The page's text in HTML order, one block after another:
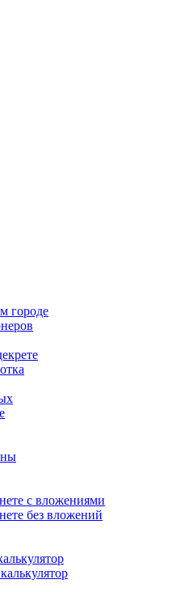
городе
c вложениями
без вложений